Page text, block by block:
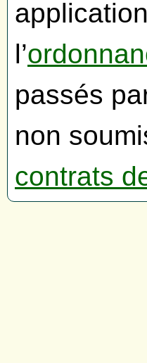
l’
passés
non
contrats